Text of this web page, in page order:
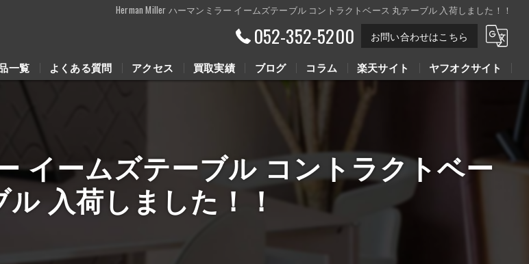
Herman Miller ハーマンミラー イームズテーブル コントラクトベース 丸テーブル 入荷しました！！
052-352-5200 お問い合わせはこちら
一覧 よくある質問 アクセス 買取実績 ブログ
Youtube動画
コラム 楽天サイト ヤフオクサイト
イームズテーブル コントラクトベー
入荷しました！！